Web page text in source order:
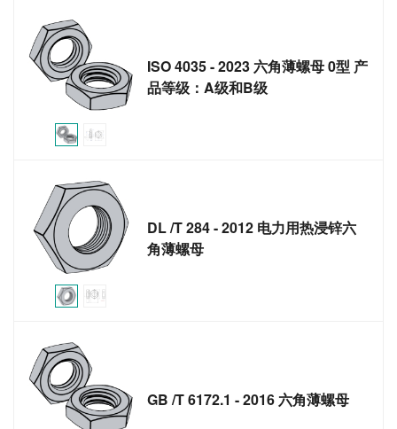
ISO 4035 - 2023 六角薄螺母 0型 产
品等级：A级和B级
DL /T 284 - 2012 电力用热浸锌六
角薄螺母
GB /T 6172.1 - 2016 六角薄螺母